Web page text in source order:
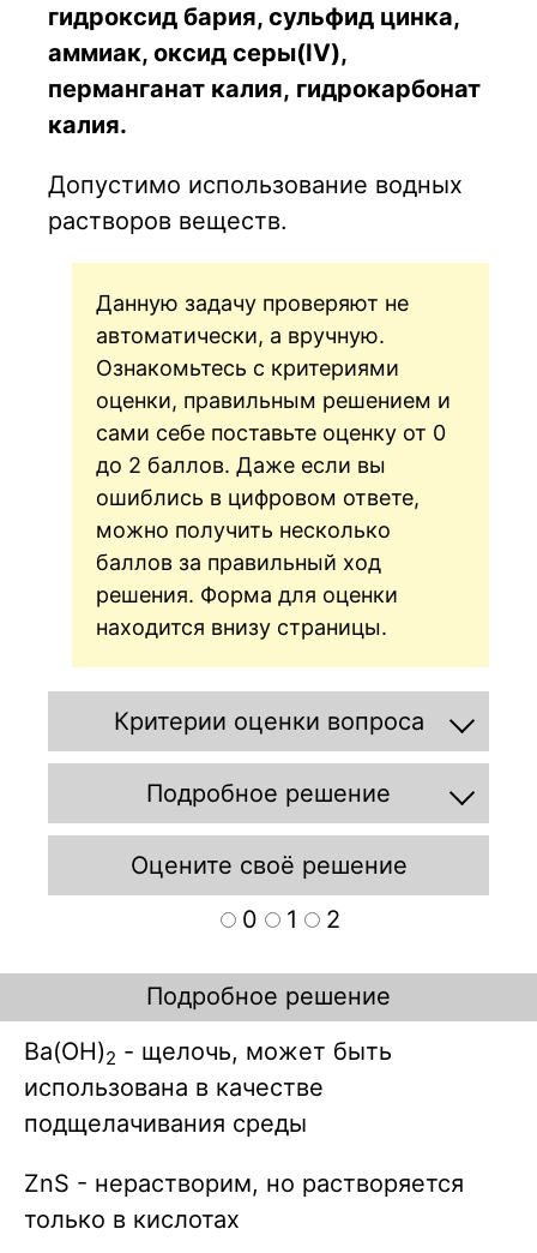
гидроксид бария, сульфид цинка,
аммиак, оксид серы(IV),
перманганат калия, гидрокарбонат
калия.
Допустимо использование водных
растворов веществ.
Данную задачу проверяют не
автоматически, а вручную.
Ознакомьтесь с критериями
оценки, правильным решением и
сами себе поставьте оценку от 0
до 2 баллов. Даже если вы
ошиблись в цифровом ответе,
можно получить несколько
баллов за правильный ход
решения. Форма для оценки
находится внизу страницы.
Критерии оценки вопроса
Подробное решение
Оцените своё решение
0
1 2
Подробное решение
Ba(OH)2 - щелочь, может быть
использована в качестве
подщелачивания среды
ZnS - нерастворим, но растворяется
только в кислотах